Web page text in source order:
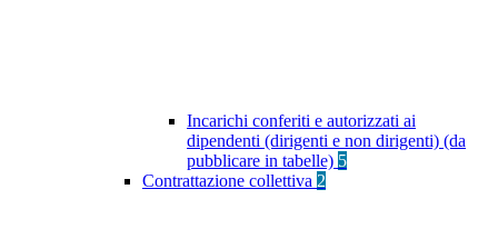
Incarichi conferiti e autorizzati ai
dipendenti (dirigenti e non dirigenti) (da
pubblicare in tabelle) 5
Contrattazione collettiva 2